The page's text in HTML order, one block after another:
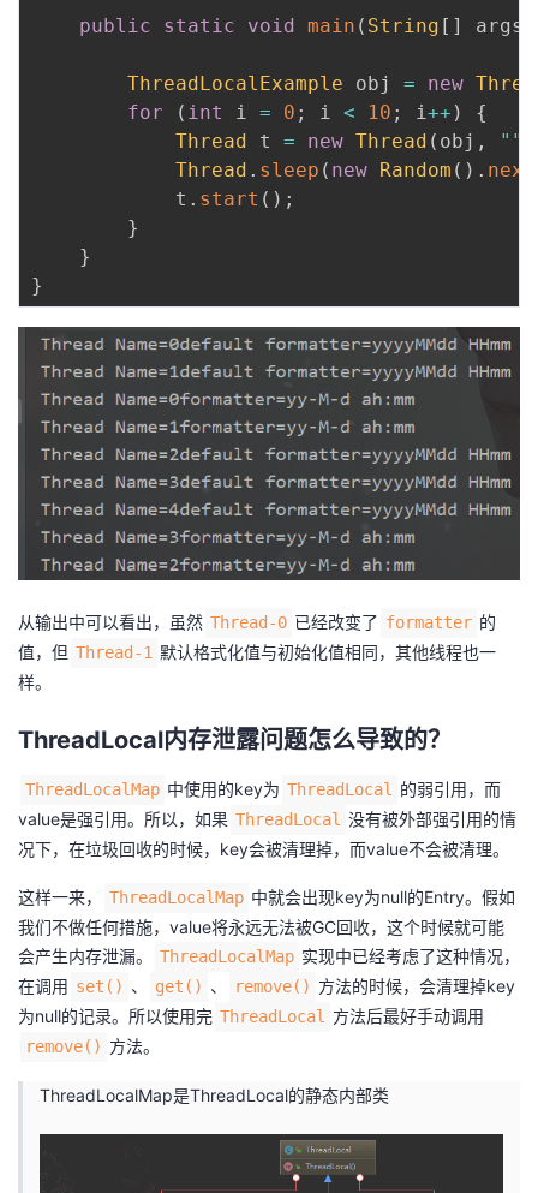
public static void main ( String [ ] args
ThreadLocalExample obj = new
for
( int i = 0 ; i < 10 ; i ++ )
{
Thread t = new Thread ( obj , ""
Thread . sleep ( new Random ( ) .
            t
. start ( ) ;
}
}
}
从输出中可以看出，虽然 Thread-0 已经改变了 formatter 的
值，但 Thread-1 默认格式化值与初始化值相同，其他线程也一
样。
ThreadLocal内存泄露问题怎么导致的？
ThreadLocalMap 中使用的key为 ThreadLocal
的弱引用，而
value是强引用。所以，如果 ThreadLocal 没有被外部强引用的情
况下，在垃圾回收的时候，key会被清理掉，而value不会被清理。
这样一来， ThreadLocalMap 中就会出现key为null的Entry。假如
我们不做任何措施，value将永远无法被GC回收，这个时候就可能
会产生内存泄漏。
ThreadLocalMap 实现中已经考虑了这种情况，
在调用 set() 、 get() 、 remove() 方法的时候，会清理掉key
为null的记录。所以使用完 ThreadLocal 方法后最好手动调用
remove() 方法。
ThreadLocalMap是ThreadLocal的静态内部类